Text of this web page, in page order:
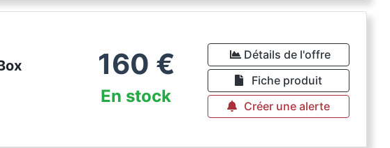
160 €
En stock
Détails de l'offre
Fiche produit
Créer une alerte